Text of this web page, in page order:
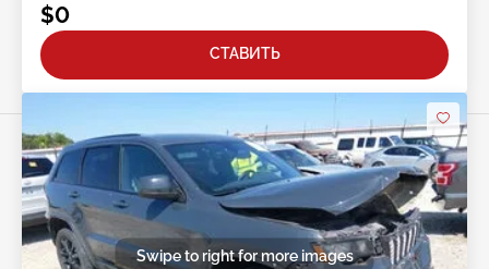
$0
СТАВИТЬ
Swipe to right for more images